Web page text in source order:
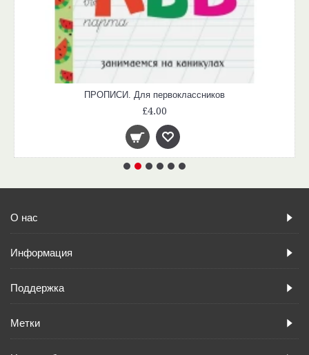
ПРОПИСИ. Для первоклассников
£4.00
О нас
Информация
Поддержка
Метки